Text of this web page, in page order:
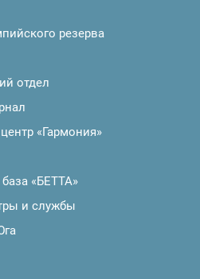
резерва
отдел
«Гармония»
«БЕТТА»
и службы